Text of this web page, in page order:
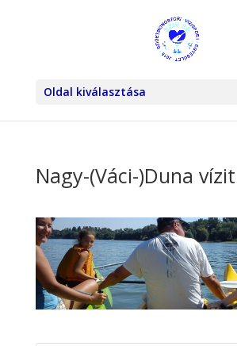
Oldal kiválasztása
Nagy-(Váci-)Duna